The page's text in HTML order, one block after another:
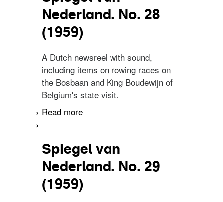
Nederland. No. 28
(1959)
A Dutch newsreel with sound,
including items on rowing races on
the Bosbaan and King Boudewijn of
Belgium's state visit.
Read more
Spiegel van
Nederland. No. 29
(1959)